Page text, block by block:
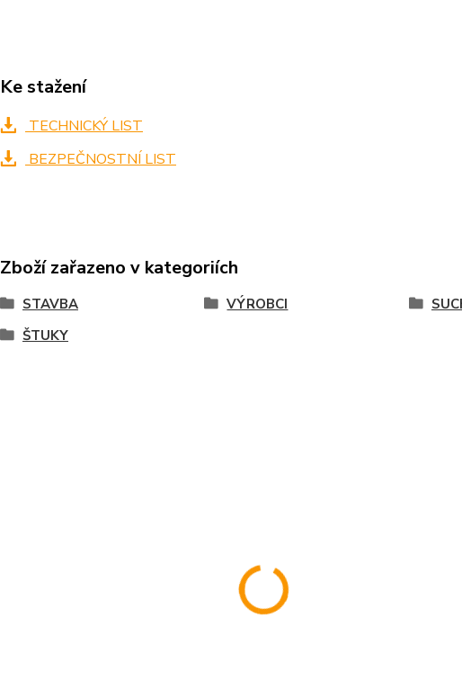
Ke stažení
TECHNICKÝ LIST
BEZPEČNOSTNÍ LIST
Zboží zařazeno v kategoriích
STAVBA VÝROBCI
ŠTUKY